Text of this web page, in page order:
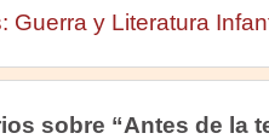
Guerra y Literatura
sobre “Antes de la